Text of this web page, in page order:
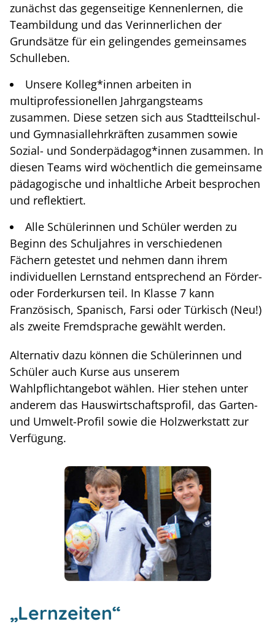
zunächst das gegenseitige Kennenlernen, die
Teambildung und das Verinnerlichen der
Grundsätze für ein gelingendes gemeinsames
Schulleben.
Unsere Kolleg*innen arbeiten in
multiprofessionellen Jahrgangsteams
zusammen. Diese setzen sich aus Stadtteilschul-
und Gymnasiallehrkräften zusammen sowie
Sozial- und Sonderpädagog*innen zusammen. In
diesen Teams wird wöchentlich die gemeinsame
pädagogische und inhaltliche Arbeit besprochen
und reflektiert.
Alle Schülerinnen und Schüler werden zu
Beginn des Schuljahres in verschiedenen
Fächern getestet und nehmen dann ihrem
individuellen Lernstand entsprechend an Förder-
oder Forderkursen teil. In Klasse 7 kann
Französisch, Spanisch, Farsi oder Türkisch (Neu!)
als zweite Fremdsprache gewählt werden.
Alternativ dazu können die Schülerinnen und
Schüler auch Kurse aus unserem
Wahlpflichtangebot wählen. Hier stehen unter
anderem das Hauswirtschaftsprofil, das Garten-
und Umwelt-Profil sowie die Holzwerkstatt zur
Verfügung.
„Lernzeiten“